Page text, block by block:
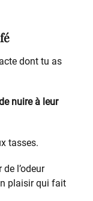
dont tu as
nuire à leur
tasses.
l’odeur
plaisir qui fait